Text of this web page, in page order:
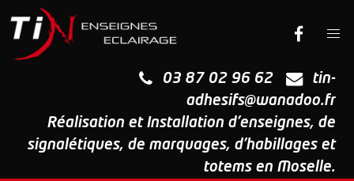
03 87 02 96 62
tin-
adhesifs@wanadoo.fr
Réalisation et Installation d'enseignes, de
signalétiques, de marquages, d'habillages et
totems en Moselle.